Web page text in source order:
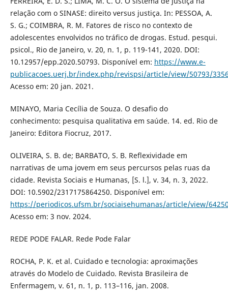
relação com o SINASE: direito versus justiça. In: PESSOA, A.
S. G.; COIMBRA, R. M. Fatores de risco no contexto de
adolescentes envolvidos no tráfico de drogas. Estud. pesqui.
psicol., Rio de Janeiro, v. 20, n. 1, p. 119-141, 2020. DOI:
10.12957/epp.2020.50793. Disponível em: https://www.e-
publicacoes.uerj.br/index.php/revispsi/article/view/50793/
Acesso em: 20 jan. 2021.
MINAYO, Maria Cecília de Souza. O desafio do
conhecimento: pesquisa qualitativa em saúde. 14. ed. Rio de
Janeiro: Editora Fiocruz, 2017.
OLIVEIRA, S. B. de; BARBATO, S. B. Reflexividade em
narrativas de uma jovem em seus percursos pelas ruas da
cidade. Revista Sociais e Humanas, [S. l.], v. 34, n. 3, 2022.
DOI: 10.5902/2317175864250. Disponível em:
https://periodicos.ufsm.br/sociaisehumanas/article/view/
Acesso em: 3 nov. 2024.
REDE PODE FALAR. Rede Pode Falar
ROCHA, P. K. et al. Cuidado e tecnologia: aproximações
através do Modelo de Cuidado. Revista Brasileira de
Enfermagem, v. 61, n. 1, p. 113–116, jan. 2008.